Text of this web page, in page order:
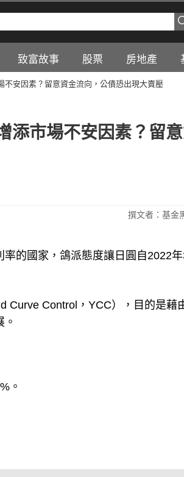
致富故事 股票 房地產
不安因素？留意資金流向，公債恐出現大賣壓
添市場不安因素？留
撰文者：基金
的國家，鴿派態度讓日圓自2022
Curve Control，YCC），目的是藉
。